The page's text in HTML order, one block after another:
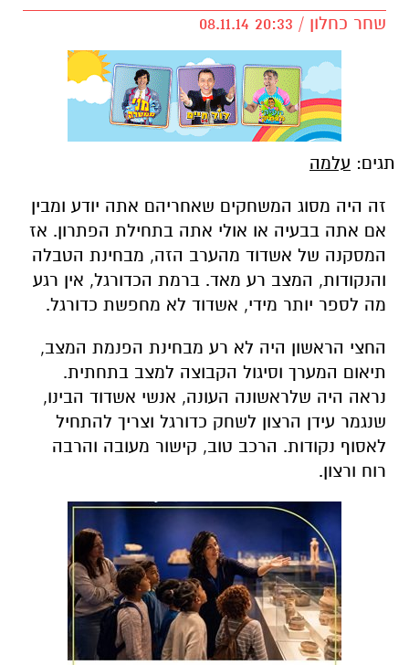
שחר כחלון / 20:33 08.11.14
תגים: עלמה
זה היה מסוג המשחקים שאחריהם אתה יודע ומבין
אם אתה בבעיה או אולי אתה בתחילת הפתרון. אז
המסקנה של אשדוד מהערב הזה, מבחינת הטבלה
והנקודות, המצב רע מאד. ברמת הכדורגל, אין רגע
מה לספר יותר מידי, אשדוד לא מחפשת כדורגל.
החצי הראשון היה לא רע מבחינת הפנמת המצב,
תיאום המערך וסיגול הקבוצה למצב בתחתית.
נראה היה שלראשונה העונה, אנשי אשדוד הבינו,
שנגמר עידן הרצון לשחק כדורגל וצריך להתחיל
לאסוף נקודות. הרכב טוב, קישור מעובה והרבה
רוח ורצון.